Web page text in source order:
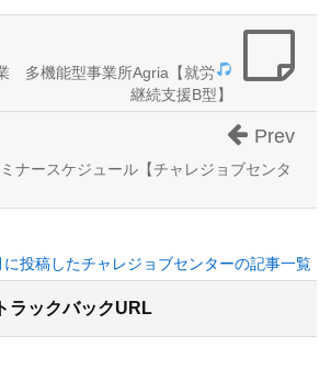
多機能型事業所Agria【就労
継続支援B型】
ナースケジュール【チャレジョブセンタ
Prev
に投稿したチャレジョブセンターの記事一覧
ラックバックURL